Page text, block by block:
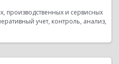
производственных и сервисных
учет, контроль, анализ,